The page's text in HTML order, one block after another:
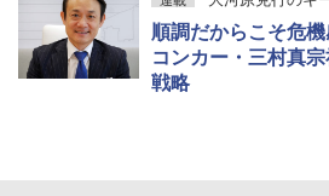
順調だからこそ危
コンカー・三村真
戦略